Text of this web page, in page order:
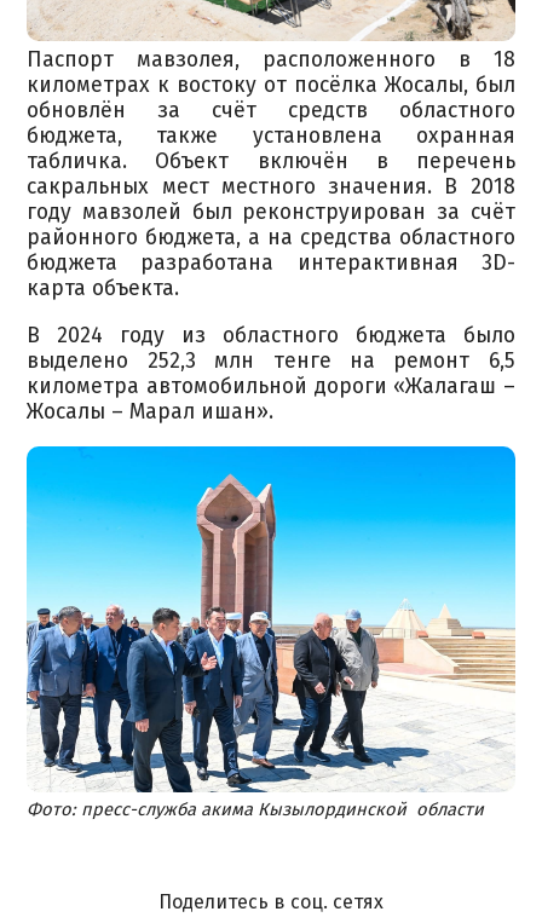
Поделитесь в соц. сетях
Паспорт мавзолея, расположенного в 18
километрах к востоку от посёлка Жосалы, был
обновлён за счёт средств областного
бюджета, также установлена охранная
табличка. Объект включён в перечень
сакральных мест местного значения. В 2018
году мавзолей был реконструирован за счёт
районного бюджета, а на средства областного
бюджета разработана интерактивная 3D-
карта объекта.
В 2024 году из областного бюджета было
выделено 252,3 млн тенге на ремонт 6,5
километра автомобильной дороги «Жалагаш –
Жосалы – Марал ишан».
Фото: пресс-служба акима Кызылординской области